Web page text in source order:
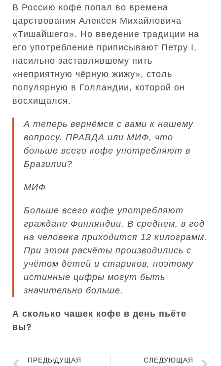
В Россию кофе попал во времена
царствования Алексея Михайловича
«Тишайшего». Но введение традиции на
его употребление приписывают Петру I,
насильно заставлявшему пить
«неприятную чёрную жижу», столь
популярную в Голландии, которой он
восхищался.
А теперь вернёмся с вами к нашему
вопросу. ПРАВДА или МИФ, что
больше всего кофе употребляют в
Бразилии?
МИФ
Больше всего кофе употребляют
граждане Финляндии. В среднем, в год
на человека приходится 12 килограмм.
При этом расчёты производились с
учётом детей и стариков, поэтому
истинные цифры могут быть
значительно больше.
А сколько чашек кофе в день пьёте
вы?
ПРЕДЫДУЩАЯ СЛЕДУЮЩАЯ